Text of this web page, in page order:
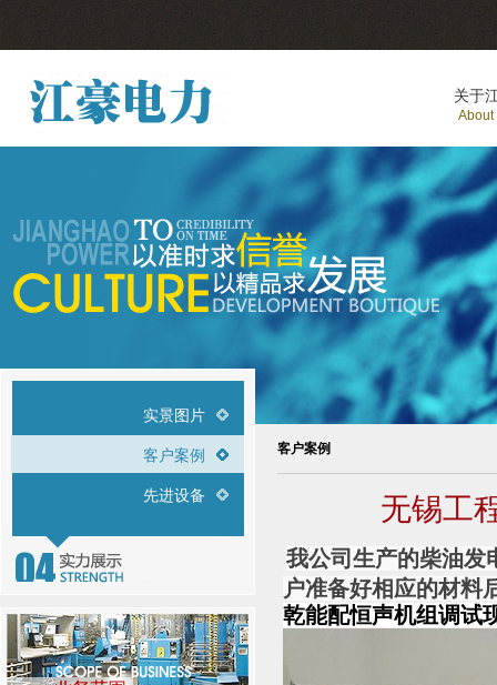
关于
About
实景图片
客户案例
先进设备
客户案例
无锡工
我公司生产的柴油发
户准备好相应的材料
乾能配恒声机组调试